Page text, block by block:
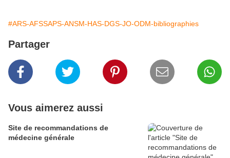
#ARS-AFSSAPS-ANSM-HAS-DGS-JO-ODM-bibliographies
Partager
Vous aimerez aussi
Site de recommandations de
médecine générale